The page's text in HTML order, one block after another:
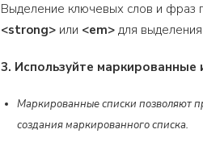
Выделение ключевых слов и фраз
<strong> или <em> для
3. Используйте маркированные
Маркированные списки позволяют
создания маркированного списка.